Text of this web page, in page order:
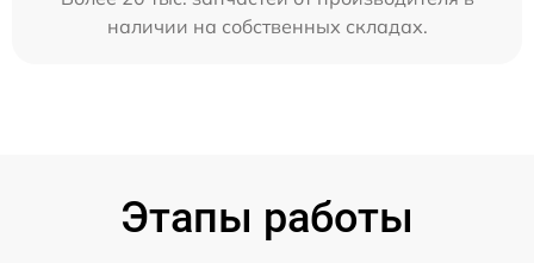
наличии на собственных складах.
Этапы работы